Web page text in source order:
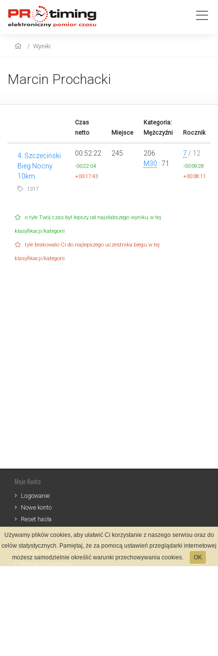
Wyniki
Marcin Prochacki
Czas
netto
Miejsce
Kategoria:
Mężczyźni
Rocznik
4. Szczeciński
Bieg Nocny
10km
1317
00:52:22
-00:22:04
+00:17:43
245
206
M30 : 71
7 / 12
-00:09:28
+00:08:11
o tyle Twój czas był lepszy od najsłabszego wyniku w tej
klasyfikacji/kategorii
tyle brakowało Ci do najlepszego uczestnika biegu w tej
klasyfikacji/kategorii
Moje Konto
Logowanie
Nowe konto
Reset hasła
Informacje
Używamy plików cookies, aby ułatwić Ci korzystanie z naszego serwisu oraz do
celów statystycznych. Pamiętaj, że za pomocą ustawień przeglądarki internetowej
możesz samodzielnie określić warunki przechowywania cookies.
OK